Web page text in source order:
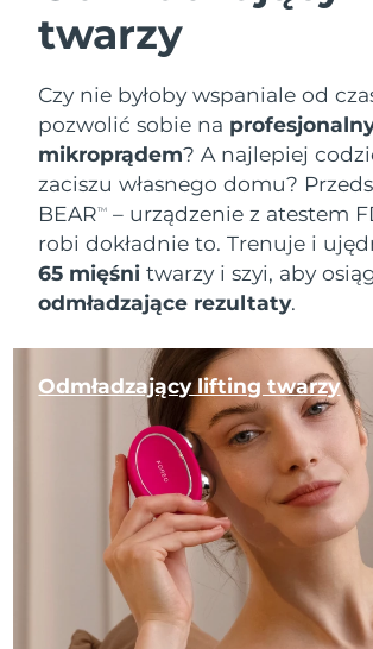
twarzy
Czy nie byłoby wspaniale od
pozwolić sobie na
mikroprądem? A najlepiej
zaciszu własnego domu?
BEARTM
– urządzenie z atestem
robi dokładnie to. Trenuje i
65 mięśni twarzy i szyi, aby
odmładzające rezultaty.
Odmładzający lifting twarzy